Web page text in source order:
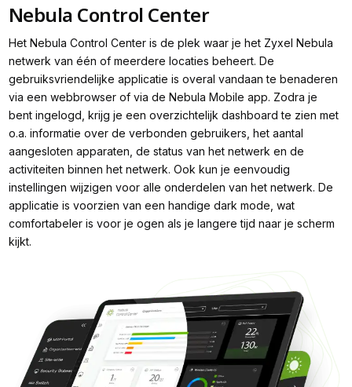
Nebula Control Center
Het Nebula Control Center is de plek waar je het Zyxel Nebula
netwerk van één of meerdere locaties beheert. De
gebruiksvriendelijke applicatie is overal vandaan te benaderen
via een webbrowser of via de Nebula Mobile app. Zodra je
bent ingelogd, krijg je een overzichtelijk dashboard te zien met
o.a. informatie over de verbonden gebruikers, het aantal
aangesloten apparaten, de status van het netwerk en de
activiteiten binnen het netwerk. Ook kun je eenvoudig
instellingen wijzigen voor alle onderdelen van het netwerk. De
applicatie is voorzien van een handige dark mode, wat
comfortabeler is voor je ogen als je langere tijd naar je scherm
kijkt.